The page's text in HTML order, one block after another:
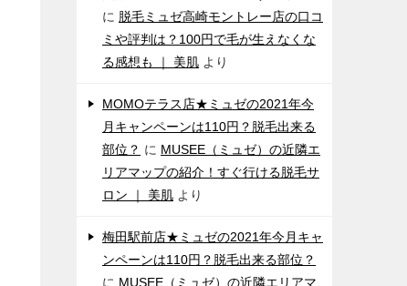
に 脱毛ミュゼ高崎モントレー店の口コ
ミや評判は？100円で毛が生えなくな
る感想も ｜ 美肌 より
MOMOテラス店★ミュゼの2021年今
月キャンペーンは110円？脱毛出来る
部位？ に MUSEE（ミュゼ）の近隣エ
リアマップの紹介！すぐ行ける脱毛サ
ロン ｜ 美肌 より
梅田駅前店★ミュゼの2021年今月キャ
ンペーンは110円？脱毛出来る部位？
に MUSEE（ミュゼ）の近隣エリアマ